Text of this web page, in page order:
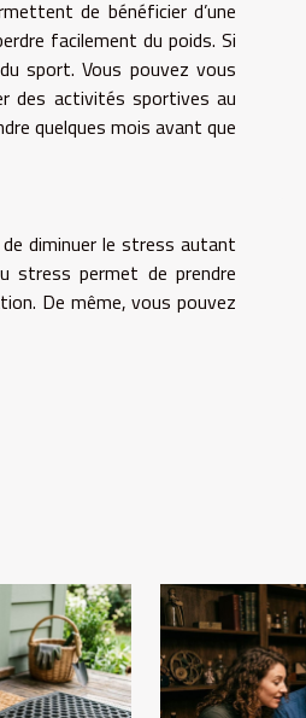
de bénéficier d’une
facilement du poids. Si
sport. Vous pouvez vous
des activités sportives au
quelques mois avant que
diminuer le stress autant
stress permet de prendre
De même, vous pouvez